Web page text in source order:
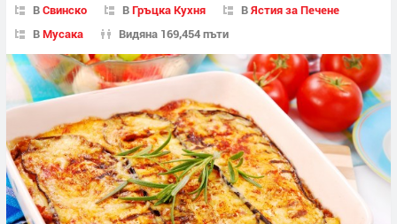
ВСвинско ВГръцка Кухня ВЯстия за Печене
ВМусака Видяна 169,454 пъти